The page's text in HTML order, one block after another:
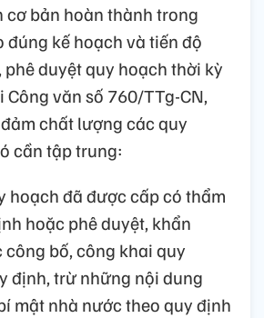
cơ bản hoàn thành trong
đúng kế hoạch và tiến độ
phê duyệt quy hoạch thời kỳ
Công văn số 760/TTg-CN,
chất lượng các quy
cần tập trung:
hoạch đã được cấp có thẩm
hoặc phê duyệt, khẩn
bố, công khai quy
định, trừ những nội dung
mật nhà nước theo quy định